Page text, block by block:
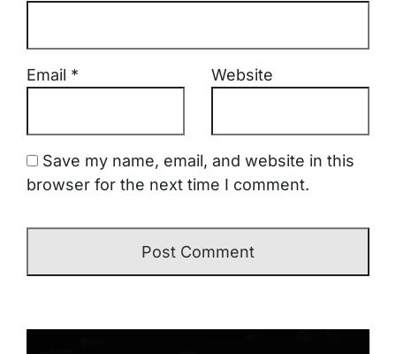
Email * Website
Save my name, email, and website in this
browser for the next time I comment.